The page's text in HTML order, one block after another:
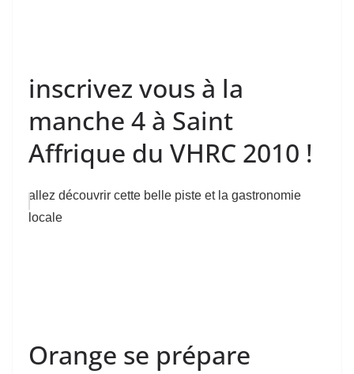
inscrivez vous à la
manche 4 à Saint
Affrique du VHRC 2010 !
allez découvrir cette belle piste et la gastronomie
locale
Orange se prépare